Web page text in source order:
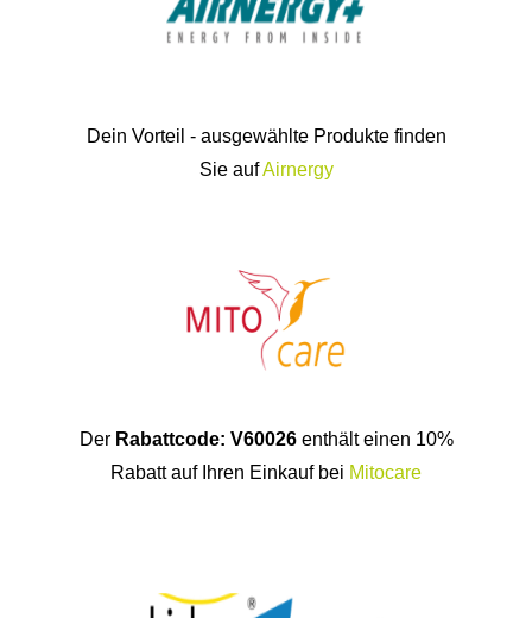
Dein Vorteil - ausgewählte Produkte finden
Sie aufAirnergy
Der Rabattcode: V60026 enthält einen 10%
Rabatt auf Ihren Einkauf bei Mitocare